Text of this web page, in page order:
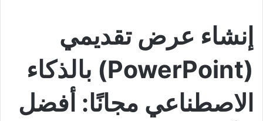
إنشاء عرض تقديمي
(PowerPoint) بالذكاء
الاصطناعي مجانًا: أفضل